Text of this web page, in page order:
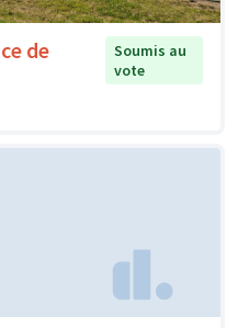
de
Soumis au
vote